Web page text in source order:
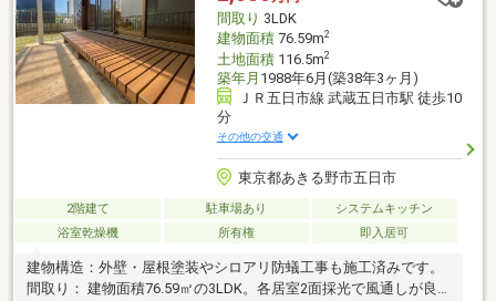
間取り 3LDK
建物面積76.59m2
土地面積116.5m2
築年月 1988年6月(築38年3ヶ月)
ＪＲ五日市線 武蔵五日市駅 徒歩10
分
その他の交通
東京都あきる野市五日市
2階建て 駐車場あり
システムキッチン
浴室乾燥機
所有権 即入居可
建物構造：外壁・屋根塗装やシロアリ防蟻工事も施工済みです。
間取り： 建物面積76.59㎡の3LDK。各居室2面採光で風通しが良